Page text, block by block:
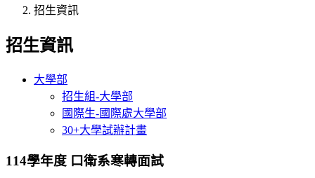
招生資訊
招生資訊
大學部
招生組-大學部
國際生-國際處大學部
30+大學試辦計畫
114學年度 口衛系寒轉面試